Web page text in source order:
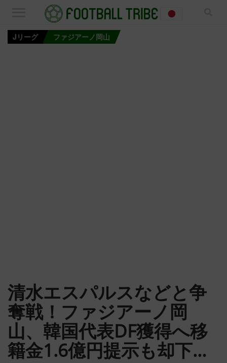
Jリーグ ファジアーノ岡山
清水エスパルスなどと争
奪戦！ファジアーノ岡
山、韓国代表DF獲得へ移
籍金1.6億円提示も却下…